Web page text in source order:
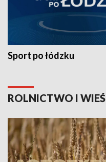
Sport po łódzku
ROLNICTWO I WIEŚ